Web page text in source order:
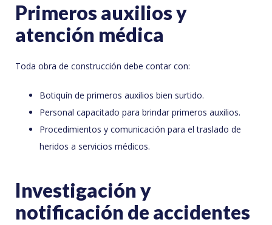
Primeros auxilios y
atención médica
Toda obra de construcción debe contar con:
Botiquín de primeros auxilios bien surtido.
Personal capacitado para brindar primeros auxilios.
Procedimientos y comunicación para el traslado de
heridos a servicios médicos.
Investigación y
notificación de accidentes